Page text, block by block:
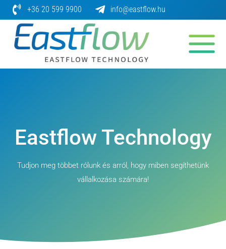
Skip
to
content
+36 20 599 9900 info@eastflow.hu
Eastflow Technology
Tudjon meg többet rólunk és arról, hogy miben segíthetünk
vállalkozása számára!